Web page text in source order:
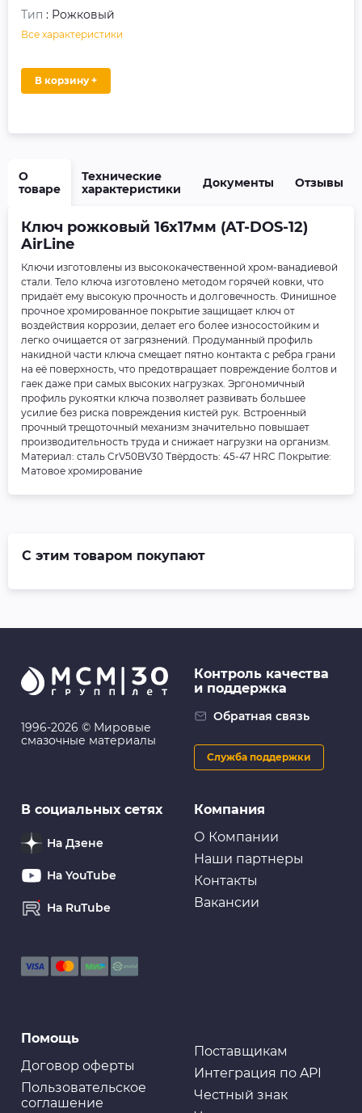
Тип : Рожковый
Все характеристики
В корзину +
О
товаре
Технические
характеристики
Документы Отзывы
Ключ рожковый 16х17мм (AT-DOS-12)
AirLine
Ключи изготовлены из высококачественной хром-ванадиевой
стали. Тело ключа изготовлено методом горячей ковки, что
придаёт ему высокую прочность и долговечность. Финишное
прочное хромированное покрытие защищает ключ от
воздействия коррозии, делает его более износостойким и
легко очищается от загрязнений. Продуманный профиль
накидной части ключа смещает пятно контакта с ребра грани
на её поверхность, что предотвращает повреждение болтов и
гаек даже при самых высоких нагрузках. Эргономичный
профиль рукоятки ключа позволяет развивать большее
усилие без риска повреждения кистей рук. Встроенный
прочный трещоточный механизм значительно повышает
производительность труда и снижает нагрузки на организм.
Материал: cталь CrV50BV30 Твёрдость: 45-47 HRC Покрытие:
Матовое хромирование
С этим товаром покупают
1996-2026 © Мировые
смазочные материалы
Компания
О Компании
Наши партнеры
Контакты
Вакансии
Помощь
Договор оферты
Пользовательское
соглашение
Поставщикам
Интеграция по API
Честный знак
Контроль качества
и поддержка
Обратная связь
Служба поддержки
В социальных сетях
На Дзене
На YouTube
На RuTube